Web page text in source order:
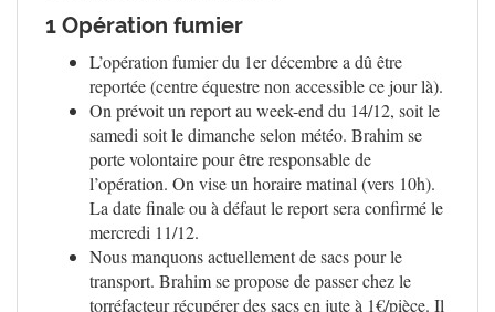
1 Opération fumier
L’opération fumier du 1er décembre a dû être
reportée (centre équestre non accessible ce jour là).
On prévoit un report au week-end du 14/12, soit le
samedi soit le dimanche selon météo. Brahim se
porte volontaire pour être responsable de
l’opération. On vise un horaire matinal (vers 10h).
La date finale ou à défaut le report sera confirmé le
mercredi 11/12.
Nous manquons actuellement de sacs pour le
transport. Brahim se propose de passer chez le
torréfacteur récupérer des sacs en jute à 1€/pièce. Il